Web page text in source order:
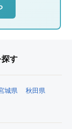
す
城県 秋田県